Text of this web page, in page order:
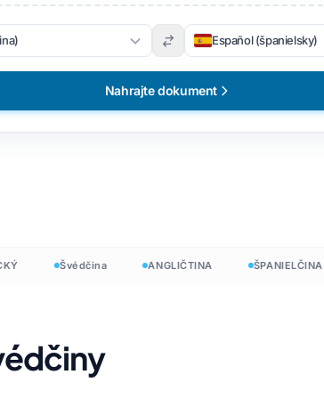
Español (španielsky)
Nahrajte dokument
Švédčina ANGLIČTINA ŠPANIELČINA